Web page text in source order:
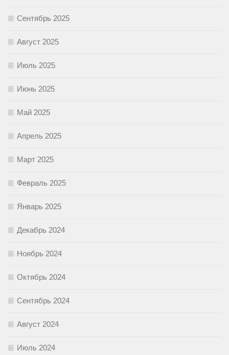
Сентябрь 2025
Август 2025
Июль 2025
Июнь 2025
Май 2025
Апрель 2025
Март 2025
Февраль 2025
Январь 2025
Декабрь 2024
Ноябрь 2024
Октябрь 2024
Сентябрь 2024
Август 2024
Июль 2024